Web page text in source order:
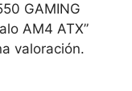
GAMING
AM4 ATX”
valoración.